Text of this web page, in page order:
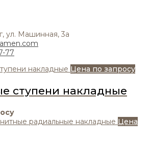
ул. Машинная, 3а
77
Цена по запросу
ступени накладные
Цена